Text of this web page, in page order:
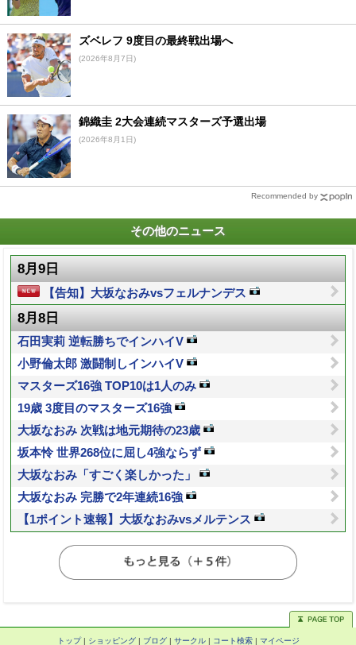
ズベレフ 9度目の最終戦出場へ
(2026年8月7日)
錦織圭 2大会連続マスターズ予選出場
(2026年8月1日)
Recommended by
その他のニュース
8月9日
【告知】大坂なおみvsフェルナンデス
8月8日
石田実莉 逆転勝ちでインハイV
小野倫太郎 激闘制しインハイV
マスターズ16強 TOP10は1人のみ
19歳 3度目のマスターズ16強
大坂なおみ 次戦は地元期待の23歳
坂本怜 世界268位に屈し4強ならず
大坂なおみ「すごく楽しかった」
大坂なおみ 完勝で2年連続16強
【1ポイント速報】大坂なおみvsメルテンス
トップ| ショッピング| ブログ| サークル| コート検索| マイページ